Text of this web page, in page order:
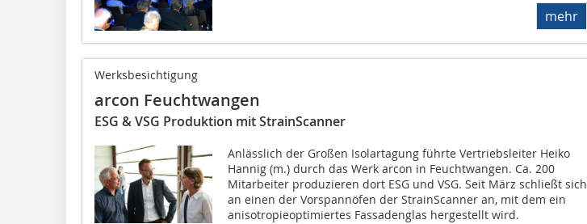
mehr
Werksbesichtigung
arcon Feuchtwangen
ESG & VSG Produktion mit StrainScanner
Anlässlich der Großen Isolartagung führte Vertriebsleiter Heiko
Hannig (m.) durch das Werk arcon in Feuchtwangen. Ca. 200
Mitarbeiter produzieren dort ESG und VSG. Seit März schließt sich
an einen der Vorspannöfen der StrainScanner an, mit dem ein
anisotropieoptimiertes Fassadenglas hergestellt wird.